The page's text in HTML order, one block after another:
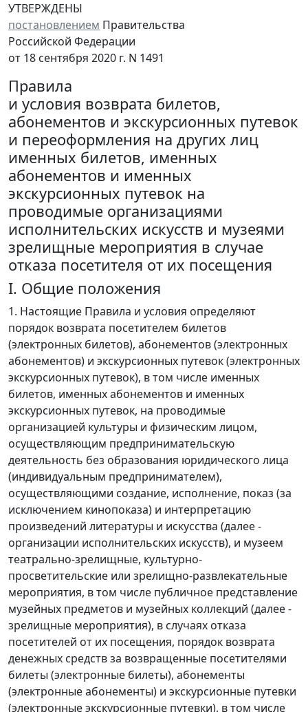
УТВЕРЖДЕНЫ
постановлением Правительства
Российской Федерации
от 18 сентября 2020 г. N 1491
Правила
и условия возврата билетов,
абонементов и экскурсионных путевок
и переоформления на других лиц
именных билетов, именных
абонементов и именных
экскурсионных путевок на
проводимые организациями
исполнительских искусств и музеями
зрелищные мероприятия в случае
отказа посетителя от их посещения
I. Общие положения
1. Настоящие Правила и условия определяют
порядок возврата посетителем билетов
(электронных билетов), абонементов (электронных
абонементов) и экскурсионных путевок (электронных
экскурсионных путевок), в том числе именных
билетов, именных абонементов и именных
экскурсионных путевок, на проводимые
организацией культуры и физическим лицом,
осуществляющим предпринимательскую
деятельность без образования юридического лица
(индивидуальным предпринимателем),
осуществляющими создание, исполнение, показ (за
исключением кинопоказа) и интерпретацию
произведений литературы и искусства (далее -
организации исполнительских искусств), и музеем
театрально-зрелищные, культурно-
просветительские или зрелищно-развлекательные
мероприятия, в том числе публичное представление
музейных предметов и музейных коллекций (далее -
зрелищные мероприятия), в случаях отказа
посетителей от их посещения, порядок возврата
денежных средств за возвращенные посетителями
билеты (электронные билеты), абонементы
(электронные абонементы) и экскурсионные путевки
(электронные экскурсионные путевки), в том числе